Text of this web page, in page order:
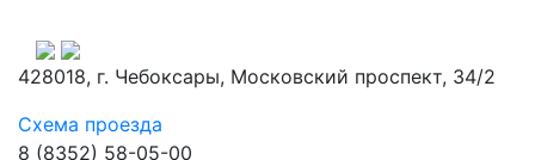
428018, г. Чебоксары, Московский проспект, 34/2
Схема проезда
8 (8352) 58-05-00